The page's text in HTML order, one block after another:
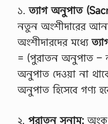
১.ত্যাগ অনুপাত
নতুন অংশীদারের
অংশীদারদের মধ্যে
= (পুরাতন অনুপাত –
অনুপাত দেওয়া না
অনুপাত হিসেবে গণ্য
২. পুরাতন সুনাম: অংক